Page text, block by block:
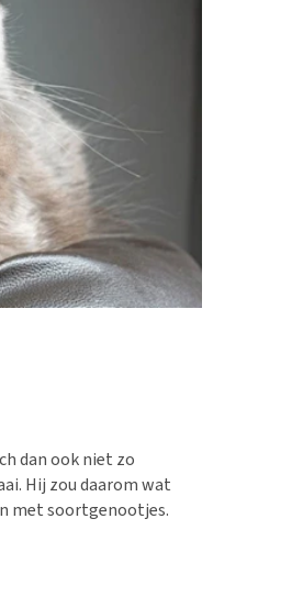
dan ook niet zo
Hij zou daarom wat
met soortgenootjes.